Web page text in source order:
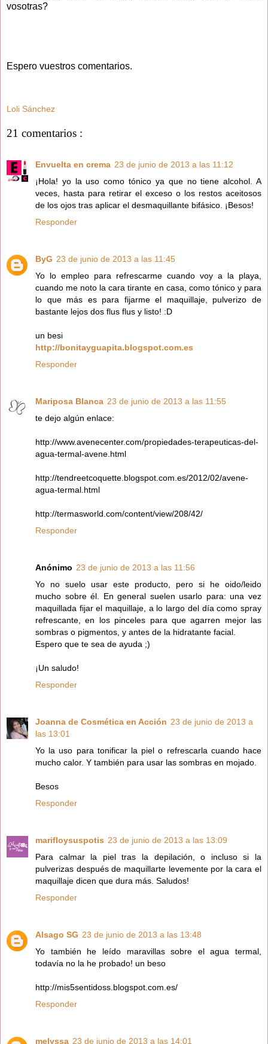
vosotras?
Espero vuestros comentarios.
Loli Sánchez
21 comentarios :
Envuelta en crema 23 de junio de 2013 a las 11:12
¡Hola! yo la uso como tónico ya que no tiene alcohol. A
veces, hasta para retirar el exceso o los restos aceitosos
de los ojos tras aplicar el desmaquillante bifásico. ¡Besos!
Responder
ByG 23 de junio de 2013 a las 11:45
Yo lo empleo para refrescarme cuando voy a la playa,
cuando me noto la cara tirante en casa, como tónico y para
lo que más es para fijarme el maquillaje, pulverizo de
bastante lejos dos flus flus y listo! :D
un besi
http://bonitayguapita.blogspot.com.es
Responder
Mariposa Blanca 23 de junio de 2013 a las 11:55
te dejo algún enlace:
http://www.avenecenter.com/propiedades-terapeuticas-del-
agua-termal-avene.html
http://tendreetcoquette.blogspot.com.es/2012/02/avene-
agua-termal.html
http://termasworld.com/content/view/208/42/
Responder
Anónimo 23 de junio de 2013 a las 11:56
Yo no suelo usar este producto, pero si he oido/leido
mucho sobre él. En general suelen usarlo para: una vez
maquillada fijar el maquillaje, a lo largo del día como spray
refrescante, en los pinceles para que agarren mejor las
sombras o pigmentos, y antes de la hidratante facial.
Espero que te sea de ayuda ;)
¡Un saludo!
Responder
Joanna de Cosmética en Acción 23 de junio de 2013 a
las 13:01
Yo la uso para tonificar la piel o refrescarla cuando hace
mucho calor. Y también para usar las sombras en mojado.
Besos
Responder
marifloysuspotis 23 de junio de 2013 a las 13:09
Para calmar la piel tras la depilación, o incluso si la
pulverizas después de maquillarte levemente por la cara el
maquillaje dicen que dura más. Saludos!
Responder
Alsago SG 23 de junio de 2013 a las 13:48
Yo también he leído maravillas sobre el agua termal,
todavía no la he probado! un beso
http://mis5sentidoss.blogspot.com.es/
Responder
melyssa 23 de junio de 2013 a las 14:01